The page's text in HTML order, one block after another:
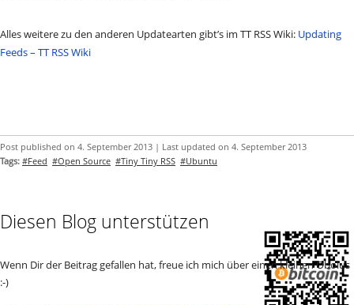
Alles weitere zu den anderen Updatearten gibt’s im TT RSS Wiki: Updating
Feeds – TT RSS Wiki
Post published on 4. September 2013 | Last updated on 4. September 2013
Tags: #Feed #Open Source #Tiny Tiny RSS #Ubuntu
Diesen Blog unterstützen
Wenn Dir der Beitrag gefallen hat, freue ich mich über einen kleinen Obolus
:-)